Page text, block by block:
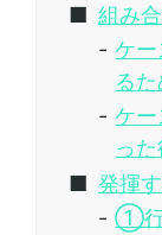
組み
ケ
る
ケ
っ
発揮
①行